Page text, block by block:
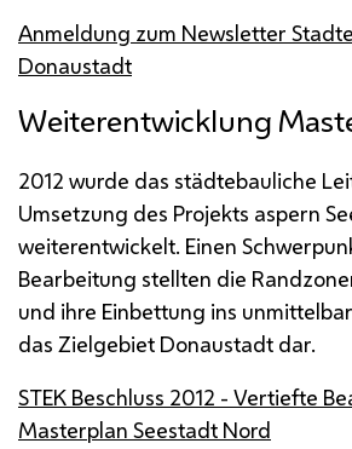
Anmeldung zum Newsletter
Donaustadt
Weiterentwicklung
2012 wurde das städtebauliche
Umsetzung des Projekts aspern
weiterentwickelt. Einen
Bearbeitung stellten die
und ihre Einbettung ins
das Zielgebiet Donaustadt dar.
STEK Beschluss 2012 - Vertiefte
Masterplan Seestadt Nord